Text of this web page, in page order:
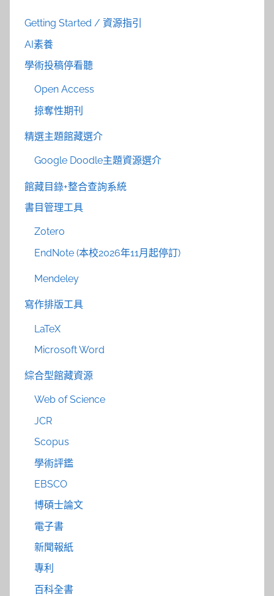
Getting Started / 資源指引
AI素養
學術投稿停看聽
Open Access
掠奪性期刊
精選主題館藏選介
Google Doodle主題資源選介
館藏目錄+整合查詢系統
書目管理工具
Zotero
EndNote (本校2026年11月起停訂)
Mendeley
寫作排版工具
LaTeX
Microsoft Word
綜合型館藏資源
Web of Science
JCR
Scopus
學術評鑑
EBSCO
博碩士論文
電子書
新聞報紙
專利
百科全書